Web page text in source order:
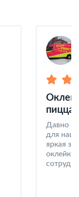
пицца
Давно
для
яркая
оклейке